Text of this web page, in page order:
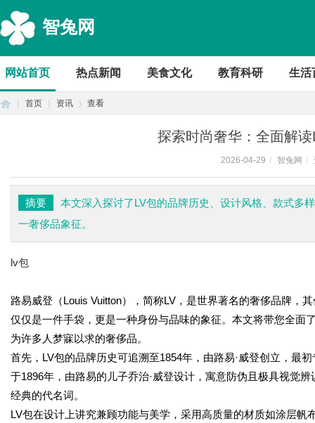
智兔网
网站首页 热点新闻 美食文化 教育科研 生活
首页 资讯 查看
探索时尚奢华：全面解
2026-04-29 / 智兔网 /
摘要
本文深入探讨了LV包的品牌历史、设计风格、款式多
一奢侈品象征。
lv包
路易威登（Louis Vuitton），简称LV，是世界著名的奢侈品牌，
仅仅是一件手袋，更是一种身份与品味的象征。本文将带您全面
为许多人梦寐以求的奢侈品。
首先，LV包的品牌历史可追溯至1854年，由路易·威登创立，最
于1896年，由路易的儿子乔治·威登设计，寓意防伪且极具视觉
经典的代名词。
LV包在设计上讲究兼顾功能与美学，采用高质量的材质如涂层